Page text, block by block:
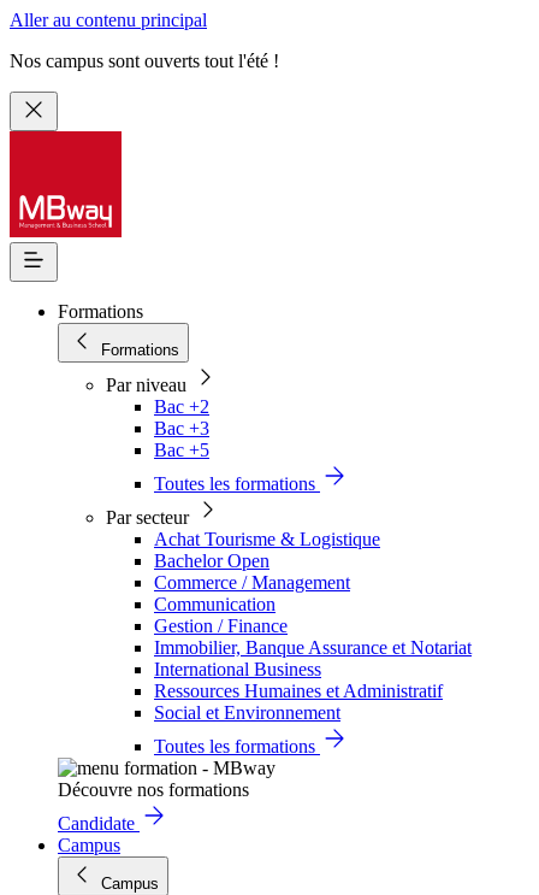
Aller au contenu principal
Nos campus sont ouverts tout l'été !
Formations
Formations
Par niveau
Bac +2
Bac +3
Bac +5
Toutes les formations
Par secteur
Achat Tourisme & Logistique
Bachelor Open
Commerce / Management
Communication
Gestion / Finance
Immobilier, Banque Assurance et Notariat
International Business
Ressources Humaines et Administratif
Social et Environnement
Toutes les formations
Découvre nos formations
Candidate
Campus
Campus